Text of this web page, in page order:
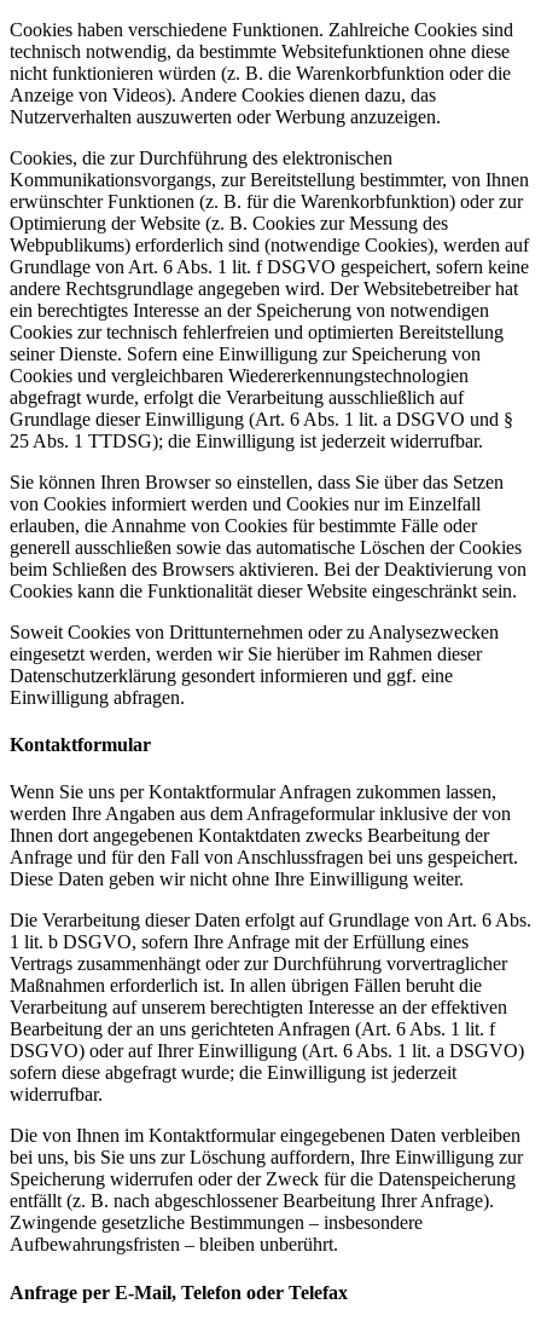
Cookies haben verschiedene Funktionen. Zahlreiche Cookies sind
technisch notwendig, da bestimmte Websitefunktionen ohne diese
nicht funktionieren würden (z. B. die Warenkorbfunktion oder die
Anzeige von Videos). Andere Cookies dienen dazu, das
Nutzerverhalten auszuwerten oder Werbung anzuzeigen.
Cookies, die zur Durchführung des elektronischen
Kommunikationsvorgangs, zur Bereitstellung bestimmter, von Ihnen
erwünschter Funktionen (z. B. für die Warenkorbfunktion) oder zur
Optimierung der Website (z. B. Cookies zur Messung des
Webpublikums) erforderlich sind (notwendige Cookies), werden auf
Grundlage von Art. 6 Abs. 1 lit. f DSGVO gespeichert, sofern keine
andere Rechtsgrundlage angegeben wird. Der Websitebetreiber hat
ein berechtigtes Interesse an der Speicherung von notwendigen
Cookies zur technisch fehlerfreien und optimierten Bereitstellung
seiner Dienste. Sofern eine Einwilligung zur Speicherung von
Cookies und vergleichbaren Wiedererkennungstechnologien
abgefragt wurde, erfolgt die Verarbeitung ausschließlich auf
Grundlage dieser Einwilligung (Art. 6 Abs. 1 lit. a DSGVO und §
25 Abs. 1 TTDSG); die Einwilligung ist jederzeit widerrufbar.
Sie können Ihren Browser so einstellen, dass Sie über das Setzen
von Cookies informiert werden und Cookies nur im Einzelfall
erlauben, die Annahme von Cookies für bestimmte Fälle oder
generell ausschließen sowie das automatische Löschen der Cookies
beim Schließen des Browsers aktivieren. Bei der Deaktivierung von
Cookies kann die Funktionalität dieser Website eingeschränkt sein.
Soweit Cookies von Drittunternehmen oder zu Analysezwecken
eingesetzt werden, werden wir Sie hierüber im Rahmen dieser
Datenschutzerklärung gesondert informieren und ggf. eine
Einwilligung abfragen.
Kontaktformular
Wenn Sie uns per Kontaktformular Anfragen zukommen lassen,
werden Ihre Angaben aus dem Anfrageformular inklusive der von
Ihnen dort angegebenen Kontaktdaten zwecks Bearbeitung der
Anfrage und für den Fall von Anschlussfragen bei uns gespeichert.
Diese Daten geben wir nicht ohne Ihre Einwilligung weiter.
Die Verarbeitung dieser Daten erfolgt auf Grundlage von Art. 6 Abs.
1 lit. b DSGVO, sofern Ihre Anfrage mit der Erfüllung eines
Vertrags zusammenhängt oder zur Durchführung vorvertraglicher
Maßnahmen erforderlich ist. In allen übrigen Fällen beruht die
Verarbeitung auf unserem berechtigten Interesse an der effektiven
Bearbeitung der an uns gerichteten Anfragen (Art. 6 Abs. 1 lit. f
DSGVO) oder auf Ihrer Einwilligung (Art. 6 Abs. 1 lit. a DSGVO)
sofern diese abgefragt wurde; die Einwilligung ist jederzeit
widerrufbar.
Die von Ihnen im Kontaktformular eingegebenen Daten verbleiben
bei uns, bis Sie uns zur Löschung auffordern, Ihre Einwilligung zur
Speicherung widerrufen oder der Zweck für die Datenspeicherung
entfällt (z. B. nach abgeschlossener Bearbeitung Ihrer Anfrage).
Zwingende gesetzliche Bestimmungen – insbesondere
Aufbewahrungsfristen – bleiben unberührt.
Anfrage per E-Mail, Telefon oder Telefax